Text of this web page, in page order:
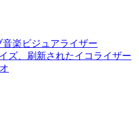
音楽ビジュアライザー
ズ、刷新されたイコライザー